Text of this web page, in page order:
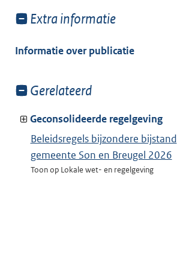
Toon
van:
Extra informatie
Informatie over publicatie
Toon
van:
Gerelateerd
Geconsolideerde regelgeving
Beleidsregels bijzondere bijstand
gemeente Son en Breugel 2026
Toon op Lokale wet- en regelgeving